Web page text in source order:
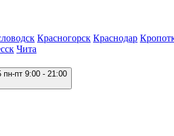
Красногорск Краснодар
Чита
пн-пт 9:00 - 21:00